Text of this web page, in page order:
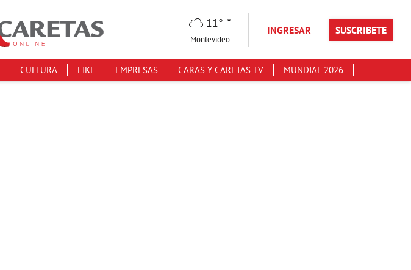
11°
Montevideo
INGRESAR SUSCRIBETE
CULTURA LIKE EMPRESAS CARAS Y CARETAS TV MUNDIAL 2026